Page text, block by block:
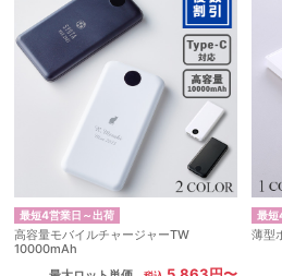
最短4営業日～出荷
高容量モバイルチャージャーTW
10000mAh
最短
薄型